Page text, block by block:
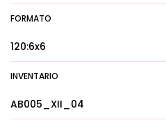
FORMATO
120:6x6
INVENTARIO
AB005_XII_04